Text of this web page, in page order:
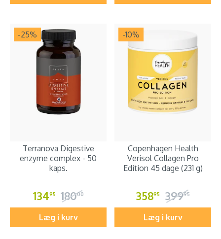
-25%
Terranova Digestive
enzyme complex - 50
kaps.
13495 18000
Læg i kurv
-10%
Copenhagen Health
Verisol Collagen Pro
Edition 45 dage (231 g)
35895 39995
Læg i kurv